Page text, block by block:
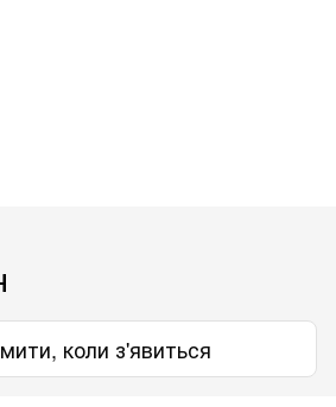
коли з'явиться